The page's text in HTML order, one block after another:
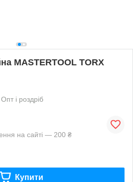
MASTERTOOL TORX
Опт і роздріб
на сайті — 200 ₴
Купити